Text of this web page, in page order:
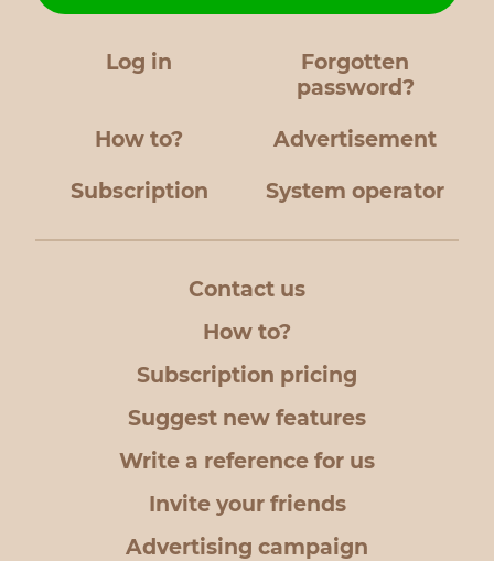
Log in
Forgotten
password?
How to? Advertisement
Subscription System operator
Contact us
How to?
Subscription pricing
Suggest new features
Write a reference for us
Invite your friends
Advertising campaign